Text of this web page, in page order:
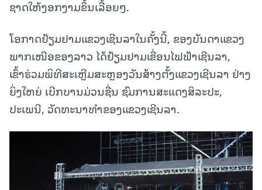
ຊາດໃຫ້ງອກງາມຂຶ້ນເລື້ອຍໆ.
ໂອກາດຢ້ຽມຢາມແຂວງເຊີນລາໃນຄັ້ງນີ້, ຂອງບັນດາແຂວງ
ພາກເໜືອຂອງລາວ ໄດ້ຢ້ຽມຢາມເຂື່ອນໄຟຟ້າເຊີນລາ,
ເຂົ້າຮ່ວມພິທີສະເຫຼີມສະຫຼອງວັນສ້າງຕັ້ງແຂວງເຊີນລາ ຢ່າງ
ຍິ່ງໃຫຍ່ ເບີກບານມ່ວນຊື່ນ ຊົມການສະແດງສິລະປະ,
ປະເພນີ, ວັດທະນາທຳຂອງແຂວງເຊີນລາ.